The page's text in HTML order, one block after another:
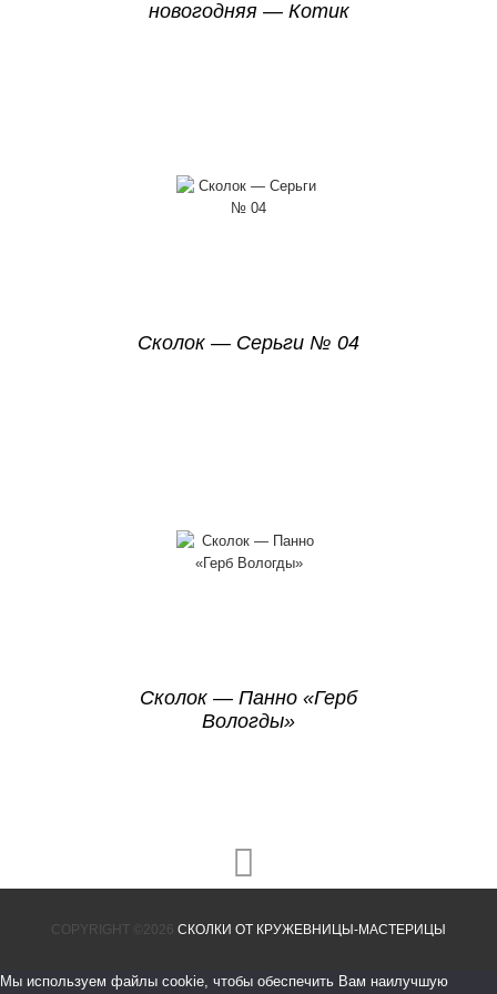
новогодняя — Котик
Сколок — Серьги № 04
Сколок — Панно «Герб
Вологды»
COPYRIGHT ©2026 СКОЛКИ ОТ КРУЖЕВНИЦЫ-МАСТЕРИЦЫ
Мы используем файлы cookie, чтобы обеспечить Вам наилучшую